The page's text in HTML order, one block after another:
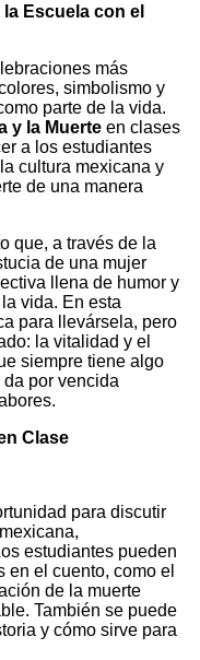
Escuela con el
más
simbolismo y
parte de la vida.
y la Muerte en clases
a los estudiantes
cultura mexicana y
de una manera
que, a través de la
de una mujer
llena de humor y
vida. En esta
para llevársela, pero
la vitalidad y el
siempre tiene algo
por vencida
Clase
para discutir
estudiantes pueden
el cuento, como el
de la muerte
También se puede
y cómo sirve para